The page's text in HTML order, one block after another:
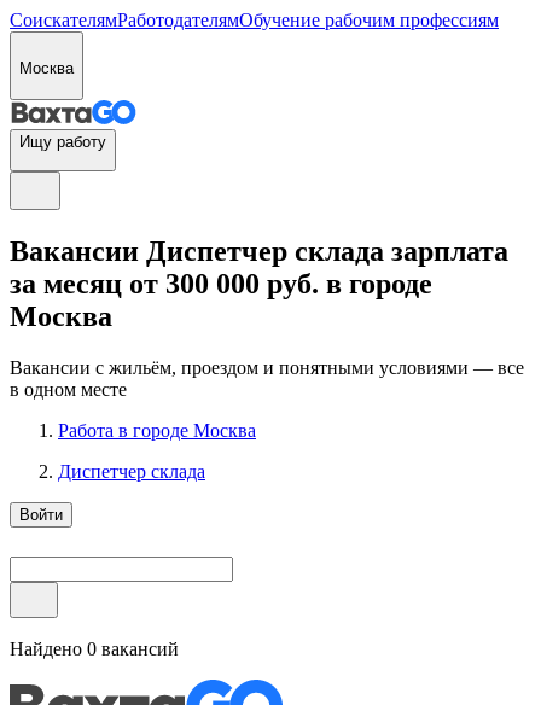
СоискателямРаботодателямОбучение рабочим профессиям
Москва
Ищу работу
Вакансии Диспетчер склада зарплата
за месяц от 300 000 руб. в городе
Москва
Вакансии с жильём, проездом и понятными условиями — все
в одном месте
Работа в городе Москва
Диспетчер склада
Войти
Найдено 0 вакансий